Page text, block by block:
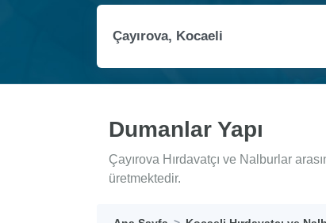
Dumanlar Yapı
Çayırova Hırdavatçı ve Nalburlar
üretmektedir.